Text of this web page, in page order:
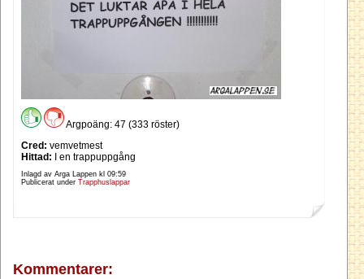
Argpoäng: 47 (333 röster)
Cred: vemvetmest
Hittad: I en trappuppgång
Inlagd av Arga Lappen kl 09:59
Publicerat under Trapphuslappar
Kommentarer: